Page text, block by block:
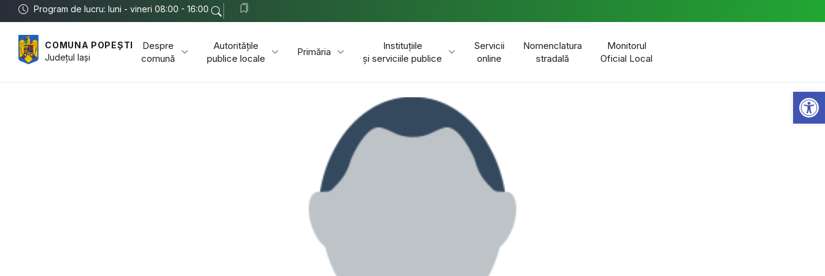
Program de lucru: luni - vineri 08:00 - 16:00
COMUNA POPEȘTI
JudețulIași
Despre
comună
Autoritățile
publice locale
Primăria
Instituțiile
și serviciile publice
Servicii
online
Nomenclatura
stradală
Monitorul
Oficial Local